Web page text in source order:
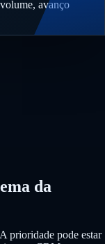
avanço
da
prioridade pode estar